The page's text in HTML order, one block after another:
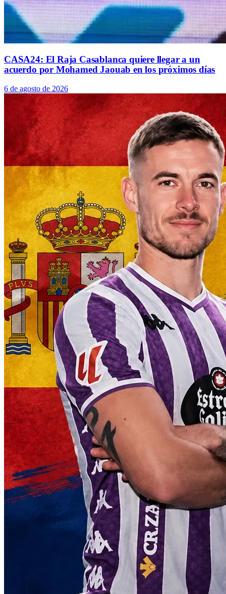
CASA24: El Raja Casablanca quiere llegar a un
acuerdo por Mohamed Jaouab en los próximos días
6 de agosto de 2026